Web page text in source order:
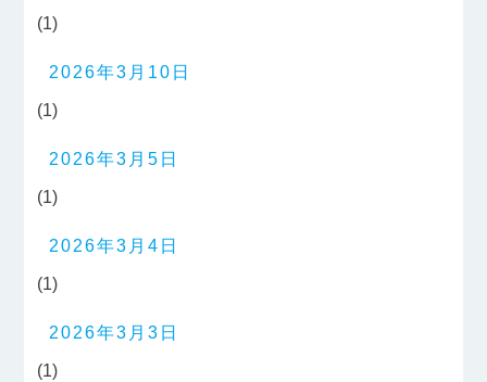
(1)
2026年3月10日
(1)
2026年3月5日
(1)
2026年3月4日
(1)
2026年3月3日
(1)